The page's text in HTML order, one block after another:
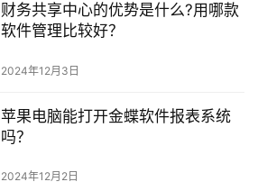
财务共享中心的优势是什么?用哪款
软件管理比较好？
2024年12月3日
苹果电脑能打开金蝶软件报表系统
吗？
2024年12月2日